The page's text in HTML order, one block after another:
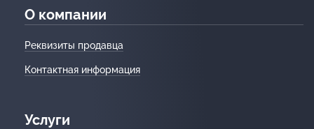
О компании
Реквизиты продавца
Контактная информация
Услуги